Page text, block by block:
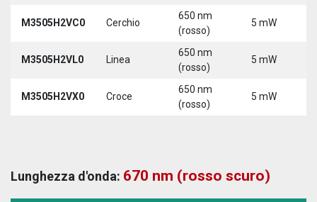
M3505H2VC0 Cerchio
650 nm
(rosso)
5 mW
M3505H2VL0 Linea
650 nm
(rosso)
5 mW
M3505H2VX0 Croce
650 nm
(rosso)
5 mW
Lunghezza d'onda: 670 nm (rosso scuro)